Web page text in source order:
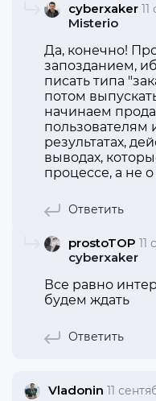
cyberxaker
Misterio
Да, конечно!
запозданием,
писать типа
потом
начинаем
пользователям
результатах,
выводах,
процессе, а не
Ответить
prostoTOP 11
cyberxaker
Все равно
будем ждать
Ответить
Vladonin 11